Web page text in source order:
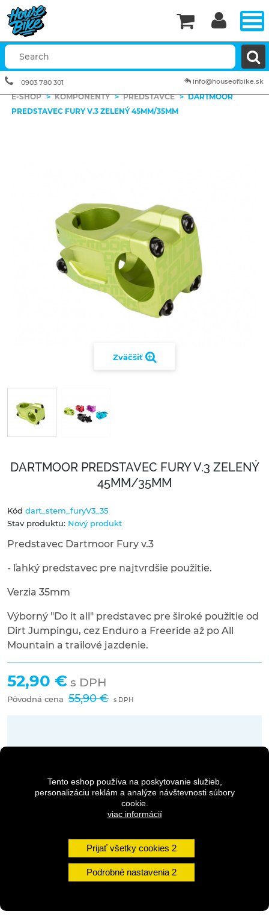
Tento eshop používa na poskytovanie služieb,
personalizáciu reklám a analýze návštevnosti súbory
cookie.
viac informácií
Prijať všetky cookies
Podrobné nastavenia
E-SHOP > KOMPONENTY > PREDSTAVCE > DARTMOOR
PREDSTAVEC FURY V.3 ZELENÝ 45MM/35MM
Zväčšiť
DARTMOOR PREDSTAVEC FURY V.3 ZELENÝ
45MM/35MM
Kód dart_stem_furyV3_35
Stav produktu: Nový produkt
Predstavec Dartmoor Fury v.3
- ľahký predstavec pre najtvrdšie použitie.
Verzia 35mm
Výborný "Do it all" predstavec pre široké použitie od
Dirt Jumpingu, cez Enduro a Freeride až po All
Mountain a trailové jazdenie.
52,90 € s DPH
Pôvodná cena 55,90 € s DPH
Množstvo


info@houseofbike.sk
0903 780 301